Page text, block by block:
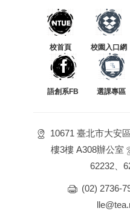
校首頁 校園入口網
語創系FB 選課專區
10671 臺北市大安
樓3樓 A308辦公室
62232、
(02) 2736-